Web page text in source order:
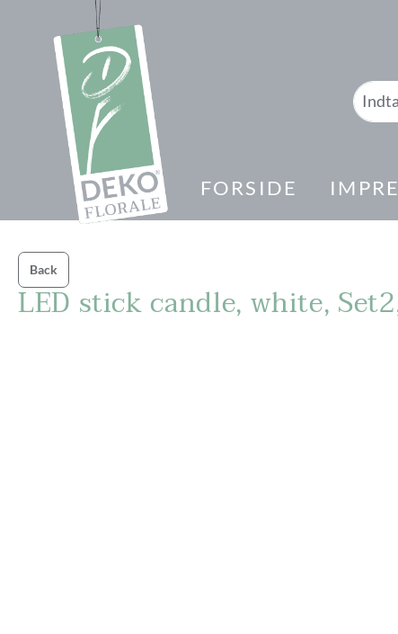
Gå til hovednavigation
FORSIDE
Back
LED stick candle, white,